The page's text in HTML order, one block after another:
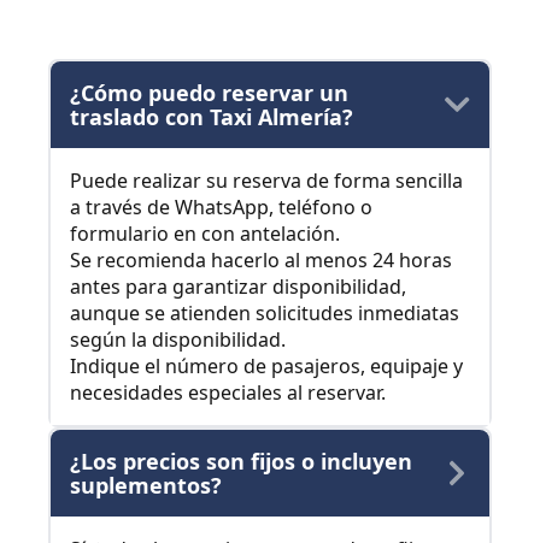
¿Cómo puedo reservar un
traslado con Taxi Almería?
Puede realizar su reserva de forma sencilla
a través de WhatsApp, teléfono o
formulario en con antelación.
Se recomienda hacerlo al menos 24 horas
antes para garantizar disponibilidad,
aunque se atienden solicitudes inmediatas
según la disponibilidad.
Indique el número de pasajeros, equipaje y
necesidades especiales al reservar.
¿Los precios son fijos o incluyen
suplementos?